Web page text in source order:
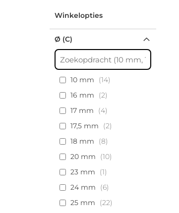
Winkelopties
Ø (C)
10 mm
14
16 mm
2
17 mm
4
17,5 mm
2
18 mm
8
20 mm
10
23 mm
1
24 mm
6
25 mm
22